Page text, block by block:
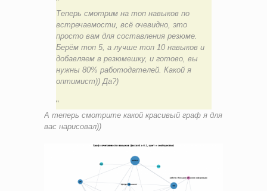
Теперь смотрим на топ навыков по
встречаемости, всё очевидно, это
просто вам для составления резюме.
Берём топ 5, а лучше топ 10 навыков и
добавляем в резюмешку, и готово, вы
нужны 80% работодателей. Какой я
оптимист)) Да?)
А теперь смотрите какой красивый граф я для
вас нарисовал))